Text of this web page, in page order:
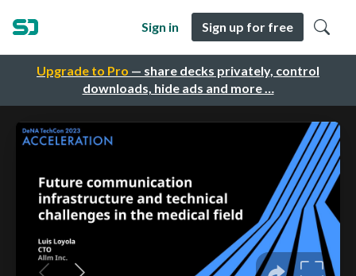
Upgrade to Pro — share decks privately, control
downloads, hide ads and more …
Sign in Sign up for free